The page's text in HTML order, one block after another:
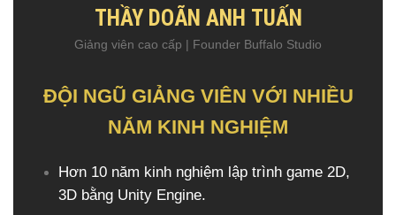
THẦY DOÃN ANH TUẤN​
Giảng viên cao cấp | Founder Buffalo Studio
ĐỘI NGŨ GIẢNG VIÊN VỚI NHIỀU
NĂM KINH NGHIỆM
Hơn 10 năm kinh nghiệm lập trình game 2D,
3D bằng Unity Engine​.